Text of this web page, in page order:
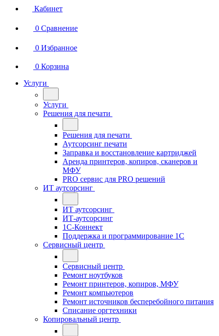
Кабинет
0 Сравнение
0 Избранное
0 Корзина
Услуги
Услуги
Решения для печати
Решения для печати
Аутсорсинг печати
Заправка и восстановление картриджей
Аренда принтеров, копиров, сканеров и
МФУ
PRO сервис для PRO решений
ИТ аутсорсинг
ИТ аутсорсинг
ИТ-аутсорсинг
1С-Коннект
Поддержка и программирование 1С
Сервисный центр
Сервисный центр
Ремонт ноутбуков
Ремонт принтеров, копиров, МФУ
Ремонт компьютеров
Ремонт источников бесперебойного питания
Списание оргтехники
Копировальный центр